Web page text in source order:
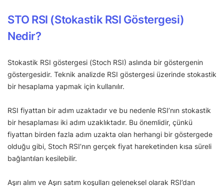
STO RSI (Stokastik RSI Göstergesi)
Nedir?
Stokastik RSI göstergesi (Stoch RSI) aslında bir göstergenin
göstergesidir. Teknik analizde RSI göstergesi üzerinde stokastik
bir hesaplama yapmak için kullanılır.
RSI fiyattan bir adım uzaktadır ve bu nedenle RSI’nın stokastik
bir hesaplaması iki adım uzaklıktadır. Bu önemlidir, çünkü
fiyattan birden fazla adım uzakta olan herhangi bir göstergede
olduğu gibi, Stoch RSI’nın gerçek fiyat hareketinden kısa süreli
bağlantıları kesilebilir.
Aşırı alım ve Aşırı satım koşulları geleneksel olarak RSI’dan